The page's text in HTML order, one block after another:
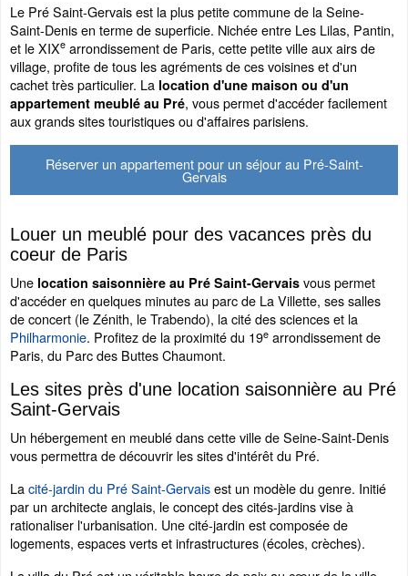
Le Pré Saint-Gervais est la plus petite commune de la Seine-
Saint-Denis en terme de superficie. Nichée entre Les Lilas, Pantin,
et le XIXe arrondissement de Paris, cette petite ville aux airs de
village, profite de tous les agréments de ces voisines et d'un
cachet très particulier. La location d'une maison ou d'un
appartement meublé au Pré, vous permet d'accéder facilement
aux grands sites touristiques ou d'affaires parisiens.
Réserver un appartement pour un séjour au Pré-Saint-
Gervais
Louer un meublé pour des vacances près du
coeur de Paris
Une location saisonnière au Pré Saint-Gervais vous permet
d'accéder en quelques minutes au parc de La Villette, ses salles
de concert (le Zénith, le Trabendo), la cité des sciences et la
Philharmonie. Profitez de la proximité du 19e arrondissement de
Paris, du Parc des Buttes Chaumont.
Les sites près d'une location saisonnière au Pré
Saint-Gervais
Un hébergement en meublé dans cette ville de Seine-Saint-Denis
vous permettra de découvrir les sites d'intérêt du Pré.
Lacité-jardin du Pré Saint-Gervaisest un modèle du genre. Initié
par un architecte anglais, le concept des cités-jardins vise à
rationaliser l'urbanisation. Une cité-jardin est composée de
logements, espaces verts et infrastructures (écoles, crèches).